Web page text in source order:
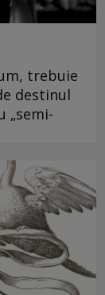
trebuie
destinul
„semi-